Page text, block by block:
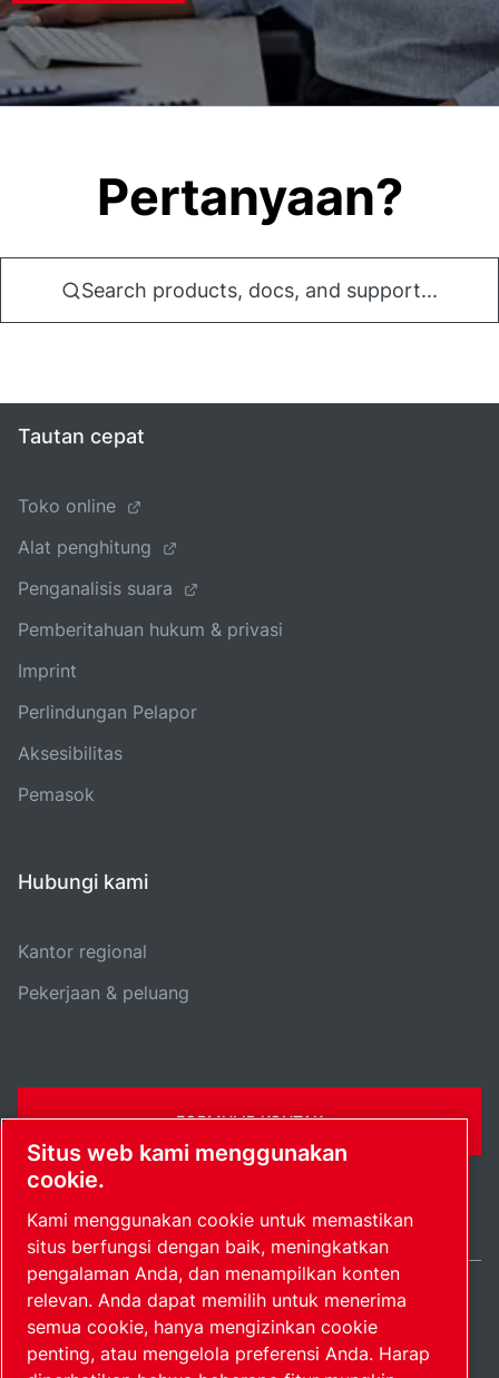
Pertanyaan?
Search products, docs, and support...
Tautan cepat
Toko online
Alat penghitung
Penganalisis suara
Pemberitahuan hukum & privasi
Imprint
Perlindungan Pelapor
Aksesibilitas
Pemasok
Hubungi kami
Kantor regional
Pekerjaan & peluang
FORMULIR KONTAK
Peta situsKelola preferensi© 2026 Hak Cipta.
Indonesia / IN
Situs web kami menggunakan
cookie.
Kami menggunakan cookie untuk memastikan
situs berfungsi dengan baik, meningkatkan
pengalaman Anda, dan menampilkan konten
relevan. Anda dapat memilih untuk menerima
semua cookie, hanya mengizinkan cookie
penting, atau mengelola preferensi Anda. Harap